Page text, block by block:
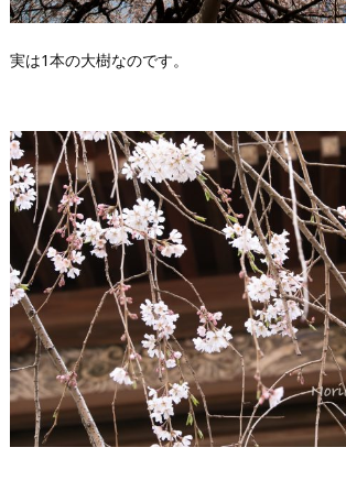
実は1本の大樹なのです。